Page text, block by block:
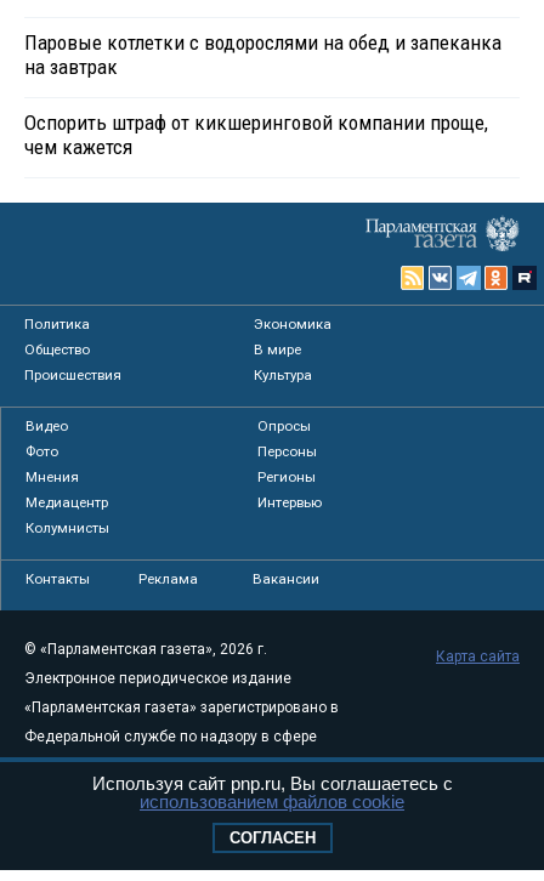
Паровые котлетки с водорослями на обед и запеканка
на завтрак
Оспорить штраф от кикшеринговой компании проще,
чем кажется
Политика
Экономика
Общество
В мире
Происшествия
Культура
Видео
Опросы
Фото
Персоны
Мнения
Регионы
Медиацентр
Интервью
Колумнисты
Контакты Реклама Вакансии
© «Парламентская газета», 2026 г.
Электронное периодическое издание
«Парламентская газета» зарегистрировано в
Федеральной службе по надзору в сфере
связи, информационных технологий и
массовых коммуникаций (Роскомнадзор) 05
Свидетельство о регистрации Эл № ФС77-
Карта сайта
Используя сайт pnp.ru, Вы соглашаетесь с
использованием файлов cookie
СОГЛАСЕН